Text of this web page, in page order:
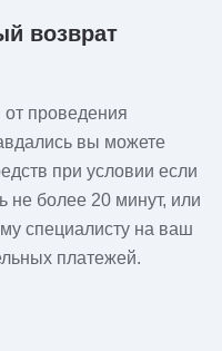
возврат
проведения
вы можете
при условии если
не более 20 минут, или
специалисту на ваш
платежей.